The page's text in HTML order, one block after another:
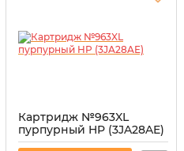
Картридж №963XL
пурпурный HP (3JA28AE)
Артикул:CI-HP-3JA28AE-M